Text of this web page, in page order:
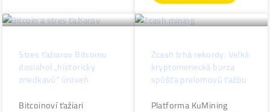
odmietla zmenu
zamerania, čo
ČÍTAŤ ĎALEJ »